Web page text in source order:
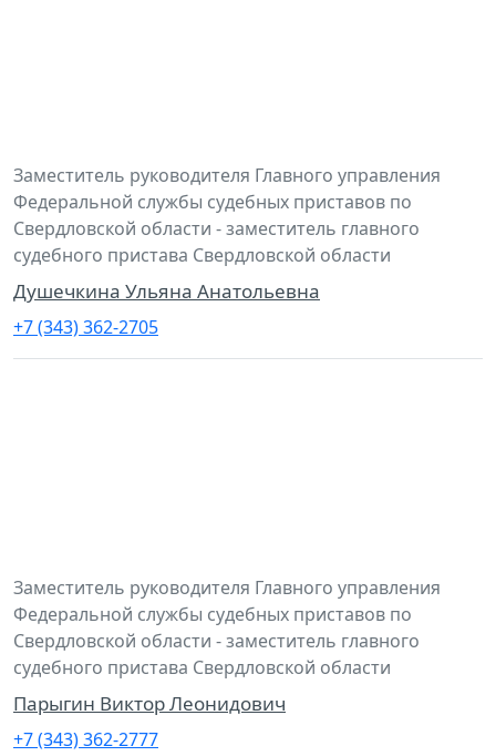
Заместитель руководителя Главного управления
Федеральной службы судебных приставов по
Свердловской области - заместитель главного
судебного пристава Свердловской области
Душечкина Ульяна Анатольевна
+7 (343) 362-2705
Заместитель руководителя Главного управления
Федеральной службы судебных приставов по
Свердловской области - заместитель главного
судебного пристава Свердловской области
Парыгин Виктор Леонидович
+7 (343) 362-2777